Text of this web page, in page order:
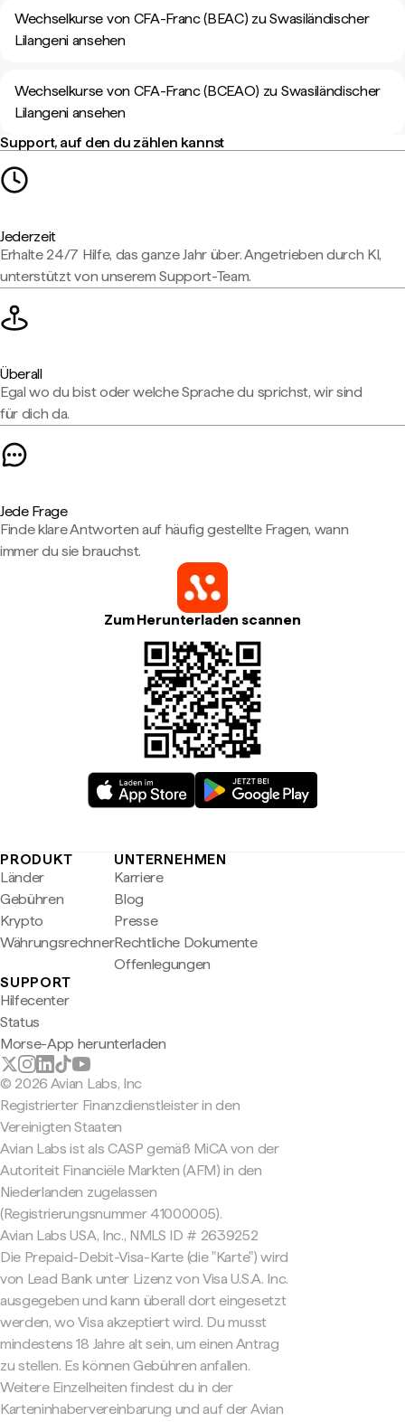
Wechselkurse von CFA-Franc (BEAC) zu Swasiländischer
Lilangeni ansehen
Wechselkurse von CFA-Franc (BCEAO) zu Swasiländischer
Lilangeni ansehen
Support, auf den du zählen kannst
Jederzeit
Erhalte 24/7 Hilfe, das ganze Jahr über. Angetrieben durch KI,
unterstützt von unserem Support-Team.
Überall
Egal wo du bist oder welche Sprache du sprichst, wir sind
für dich da.
Jede Frage
Finde klare Antworten auf häufig gestellte Fragen, wann
immer du sie brauchst.
Zum Herunterladen scannen
PRODUKT
Länder
Gebühren
Krypto
Währungsrechner
UNTERNEHMEN
Karriere
Blog
Presse
Rechtliche Dokumente
Offenlegungen
SUPPORT
Hilfecenter
Status
Morse-App herunterladen
© 2026 Avian Labs, Inc
Registrierter Finanzdienstleister in den
Vereinigten Staaten
Avian Labs ist als CASP gemäß MiCA von der
Autoriteit Financiële Markten (AFM) in den
Niederlanden zugelassen
(Registrierungsnummer 41000005).
Avian Labs USA, Inc., NMLS ID # 2639252
Die Prepaid-Debit-Visa-Karte (die "Karte") wird
von Lead Bank unter Lizenz von Visa U.S.A. Inc.
ausgegeben und kann überall dort eingesetzt
werden, wo Visa akzeptiert wird. Du musst
mindestens 18 Jahre alt sein, um einen Antrag
zu stellen. Es können Gebühren anfallen.
Weitere Einzelheiten findest du in der
Karteninhabervereinbarung und auf der Avian